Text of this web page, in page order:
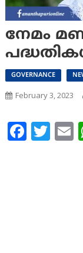
നേമം
GOVERNANCE
February 3, 2023